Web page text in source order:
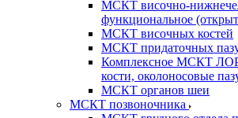
МСКТ височно-
функциональное
МСКТ височных костей
МСКТ придаточных
Комплексное МСКТ ЛОР
кости, околоносовые
МСКТ органов шеи
МСКТ позвоночника